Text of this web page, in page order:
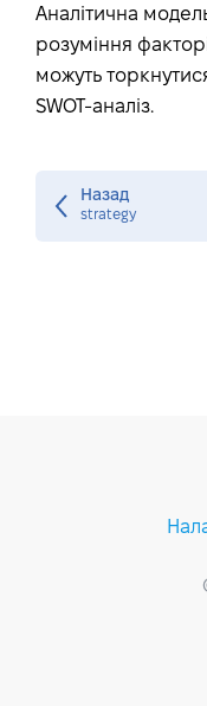
Аналітична
розуміння
можуть
SWOT-аналіз.
Назад
strategy